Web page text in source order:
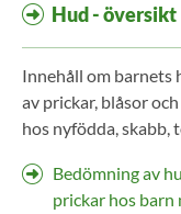
Hud - översikt
Innehåll om barnets
av prickar, blåsor
hos nyfödda, skabb,
Bedömning av
prickar hos barn